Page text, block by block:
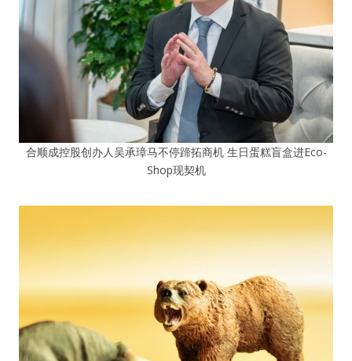
合顺成控股创办人吴承璋马不停蹄拓商机 生日蛋糕盲盒进Eco-
Shop现契机